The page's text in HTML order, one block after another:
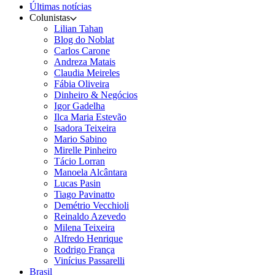
Últimas notícias
Colunistas
Lilian Tahan
Blog do Noblat
Carlos Carone
Andreza Matais
Claudia Meireles
Fábia Oliveira
Dinheiro & Negócios
Igor Gadelha
Ilca Maria Estevão
Isadora Teixeira
Mario Sabino
Mirelle Pinheiro
Tácio Lorran
Manoela Alcântara
Lucas Pasin
Tiago Pavinatto
Demétrio Vecchioli
Reinaldo Azevedo
Milena Teixeira
Alfredo Henrique
Rodrigo França
Vinícius Passarelli
Brasil